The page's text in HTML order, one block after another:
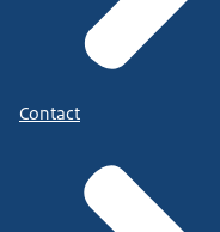
Contact